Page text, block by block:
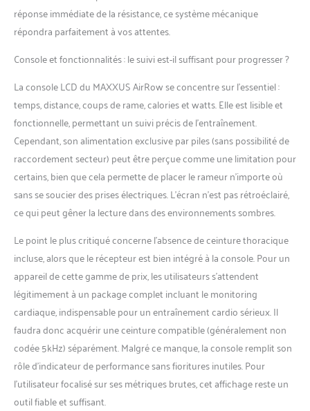
réponse immédiate de la résistance, ce système mécanique
répondra parfaitement à vos attentes.
Console et fonctionnalités : le suivi est-il suffisant pour progresser ?
La console LCD du MAXXUS AirRow se concentre sur l’essentiel :
temps, distance, coups de rame, calories et watts. Elle est lisible et
fonctionnelle, permettant un suivi précis de l’entraînement.
Cependant, son alimentation exclusive par piles (sans possibilité de
raccordement secteur) peut être perçue comme une limitation pour
certains, bien que cela permette de placer le rameur n’importe où
sans se soucier des prises électriques. L’écran n’est pas rétroéclairé,
ce qui peut gêner la lecture dans des environnements sombres.
Le point le plus critiqué concerne l’absence de ceinture thoracique
incluse, alors que le récepteur est bien intégré à la console. Pour un
appareil de cette gamme de prix, les utilisateurs s’attendent
légitimement à un package complet incluant le monitoring
cardiaque, indispensable pour un entraînement cardio sérieux. Il
faudra donc acquérir une ceinture compatible (généralement non
codée 5kHz) séparément. Malgré ce manque, la console remplit son
rôle d’indicateur de performance sans fioritures inutiles. Pour
l’utilisateur focalisé sur ses métriques brutes, cet affichage reste un
outil fiable et suffisant.